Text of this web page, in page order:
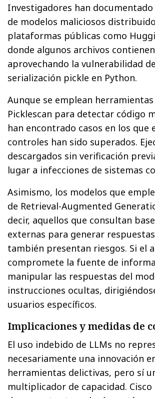
Investigadores han
de modelos maliciosos
plataformas públicas como
donde algunos archivos
aprovechando la vulnerabilidad
serialización pickle en Python.
Aunque se emplean
Picklescan para detectar código
han encontrado casos en los que
controles han sido superados.
descargados sin verificación
lugar a infecciones de sistemas
Asimismo, los modelos que
de Retrieval-Augmented
decir, aquellos que consultan
externas para generar
también presentan riesgos. Si el
compromete la fuente de
manipular las respuestas del
instrucciones ocultas,
usuarios específicos.
Implicaciones y medidas de
El uso indebido de LLMs no
necesariamente una innovación
herramientas delictivas, pero sí
multiplicador de capacidad.